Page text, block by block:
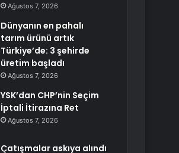
Ağustos 7, 2026
Dünyanın en pahalı
tarım ürünü artık
Türkiye’de: 3 şehirde
üretim başladı
Ağustos 7, 2026
YSK’dan CHP’nin Seçim
İptali İtirazına Ret
Ağustos 7, 2026
Çatışmalar askıya alındı